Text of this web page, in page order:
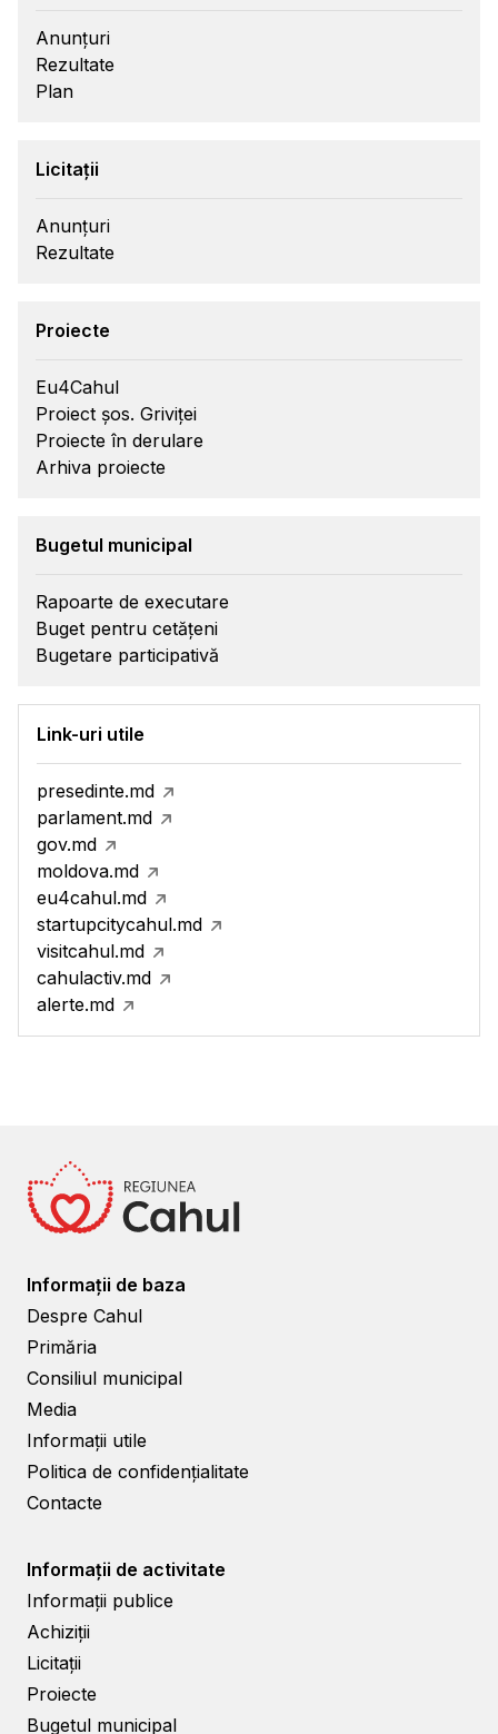
Anunțuri
Rezultate
Plan
Licitații
Anunțuri
Rezultate
Proiecte
Eu4Cahul
Proiect șos. Griviței
Proiecte în derulare
Arhiva proiecte
Bugetul municipal
Rapoarte de executare
Buget pentru cetățeni
Bugetare participativă
Link-uri utile
presedinte.md
parlament.md
gov.md
moldova.md
eu4cahul.md
startupcitycahul.md
visitcahul.md
cahulactiv.md
alerte.md
Informații de baza
Despre Cahul
Primăria
Consiliul municipal
Media
Informații utile
Politica de confidențialitate
Contacte
Informații de activitate
Informații publice
Achiziții
Licitații
Proiecte
Bugetul municipal